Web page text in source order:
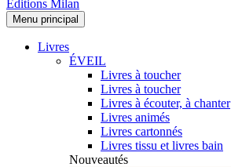
Editions Milan
Menu principal
Livres
ÉVEIL
Livres à toucher
Livres à toucher
Livres à écouter, à chanter
Livres animés
Livres cartonnés
Livres tissu et livres bain
Nouveautés